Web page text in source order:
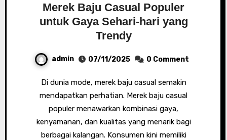
Merek Baju Casual Populer
untuk Gaya Sehari-hari yang
Trendy
admin 07/11/2025 0 Comment
Di dunia mode, merek baju casual semakin
mendapatkan perhatian. Merek baju casual
populer menawarkan kombinasi gaya,
kenyamanan, dan kualitas yang menarik bagi
berbagai kalangan. Konsumen kini memiliki